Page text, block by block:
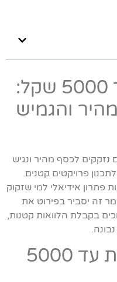
הלוואות קטנות עד 5000 שקל:
והגמיש
נזקקים לכסף מהיר ונגיש
פרויקטים קטנים.
5000 שקל מציעות פתרון אידיאלי למי שזקוק
זה יסביר בפירוט את
בקבלת הלוואות קטנות,
מהן הלוואות קטנות עד 5000